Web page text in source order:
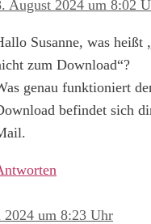
August 2024 um 8:02
Susanne, was heißt
zum Download“?
genau funktioniert
befindet sich
um 8:23 Uhr